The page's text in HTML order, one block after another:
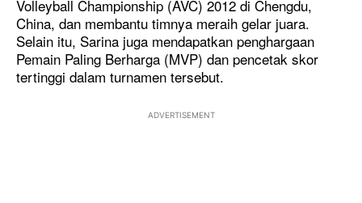
Volleyball Championship (AVC) 2012 di Chengdu,
China, dan membantu timnya meraih gelar juara.
Selain itu, Sarina juga mendapatkan penghargaan
Pemain Paling Berharga (MVP) dan pencetak skor
tertinggi dalam turnamen tersebut.
ADVERTISEMENT